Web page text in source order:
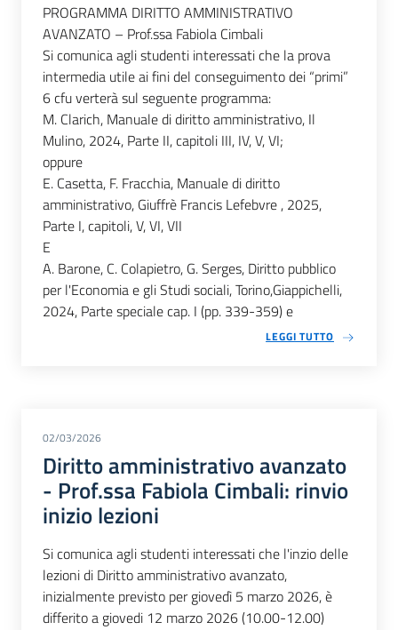
PROGRAMMA DIRITTO AMMINISTRATIVO
AVANZATO – Prof.ssa Fabiola Cimbali
Si comunica agli studenti interessati che la prova
intermedia utile ai fini del conseguimento dei “primi”
6 cfu verterà sul seguente programma:
M. Clarich, Manuale di diritto amministrativo, Il
Mulino, 2024, Parte II, capitoli III, IV, V, VI;
oppure
E. Casetta, F. Fracchia, Manuale di diritto
amministrativo, Giuffrè Francis Lefebvre , 2025,
Parte I, capitoli, V, VI, VII
E
A. Barone, C. Colapietro, G. Serges, Diritto pubblico
per l'Economia e gli Studi sociali, Torino,Giappichelli,
2024, Parte speciale cap. I (pp. 339-359) e
LEGGI TUTTO
02/03/2026
Diritto amministrativo avanzato
- Prof.ssa Fabiola Cimbali: rinvio
inizio lezioni
Si comunica agli studenti interessati che l'inzio delle
lezioni di Diritto amministrativo avanzato,
inizialmente previsto per giovedì 5 marzo 2026, è
differito a giovedi 12 marzo 2026 (10.00-12.00)